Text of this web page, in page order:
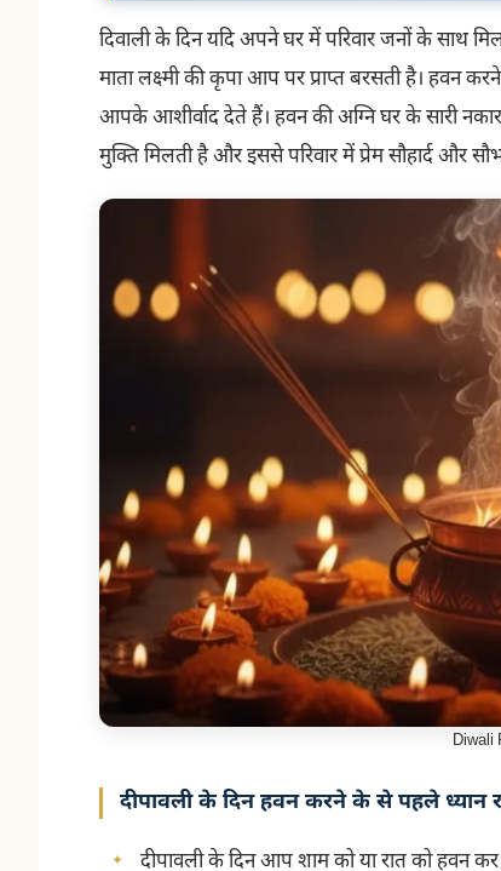
दिवाली के दिन यदि अपने घर में परिवार जनों के साथ
माता लक्ष्मी की कृपा आप पर प्राप्त बरसती है। हवन
आपके आशीर्वाद देते हैं। हवन की अग्नि घर के सारी
मुक्ति मिलती है और इससे परिवार में प्रेम सौहार्द और
Diwali
दीपावली के दिन हवन करने के से पहले ध्यान
दीपावली के दिन आप शाम को या रात को हवन